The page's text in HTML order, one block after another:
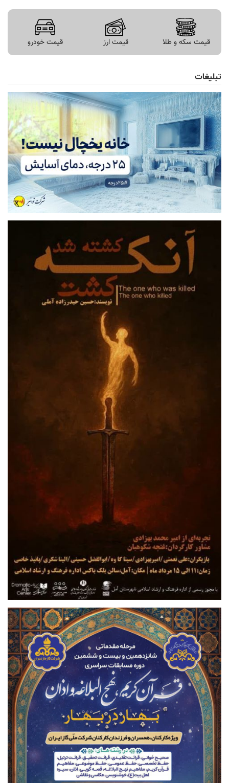
قیمت سکه و طلا قیمت ارز قیمت خودرو
تبلیغات